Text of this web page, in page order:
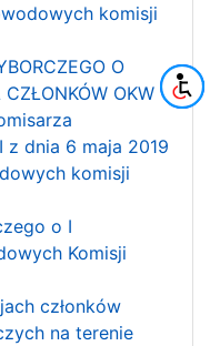
komisji
O
OKW
dnia 6 maja 2019
komisji
o I
Komisji
członków
na terenie